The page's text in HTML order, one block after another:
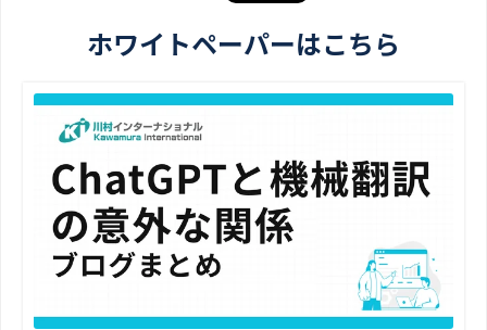
ホワイトペーパーはこちら